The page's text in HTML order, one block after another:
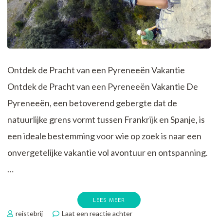
Ontdek de Pracht van een Pyreneeën Vakantie
Ontdek de Pracht van een Pyreneeën Vakantie De
Pyreneeën, een betoverend gebergte dat de
natuurlijke grens vormt tussen Frankrijk en Spanje, is
een ideale bestemming voor wie op zoek is naar een
onvergetelijke vakantie vol avontuur en ontspanning.
…
LEES MEER
reistebrij Laat een reactie achterop